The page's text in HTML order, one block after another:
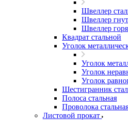
Швеллер
Швеллер
Швеллер
Квадрат стальной
Уголок
Уголок
Уголок
Уголок
Шестигранник
Полоса стальная
Проволока
Листовой прокат